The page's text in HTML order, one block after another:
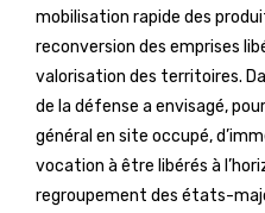
mobilisation rapide des
reconversion des emprises
valorisation des territoires.
de la défense a envisagé,
général en site occupé,
vocation à être libérés à
regroupement des états-